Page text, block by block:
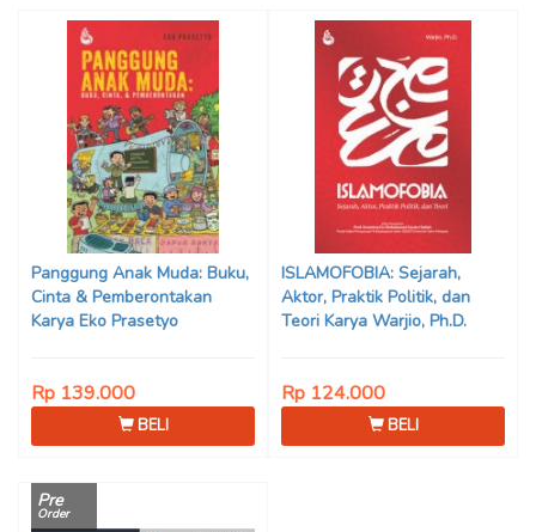
Panggung Anak Muda: Buku,
Cinta & Pemberontakan
Karya Eko Prasetyo
Rp 139.000
BELI
ISLAMOFOBIA: Sejarah,
Aktor, Praktik Politik, dan
Teori Karya Warjio, Ph.D.
Rp 124.000
BELI
Pre
Order